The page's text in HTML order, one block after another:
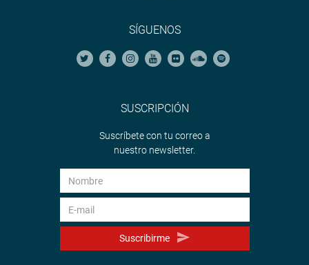
SÍGUENOS
SUSCRIPCIÓN
Suscríbete con tu correo a
nuestro newsletter.
Suscribirme